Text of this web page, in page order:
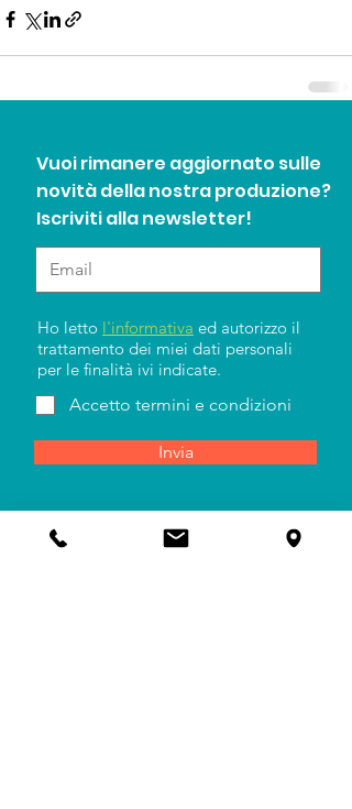
Vuoi rimanere aggiornato sulle
novità della nostra produzione?
Iscriviti alla newsletter!
Ho letto l'informativa ed autorizzo il
trattamento dei miei dati personali
per le finalità ivi indicate.
Accetto termini e condizioni
Invia